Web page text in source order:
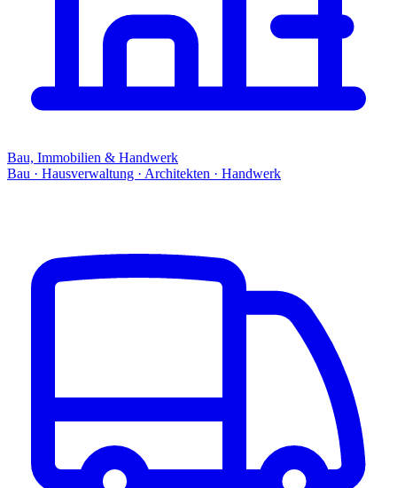
Bau, Immobilien & Handwerk
Bau · Hausverwaltung · Architekten · Handwerk